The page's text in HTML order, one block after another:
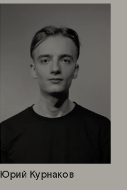
Юрий Курнаков